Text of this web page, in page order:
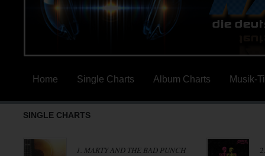
Home Single Charts Album Charts Musik-
SINGLE CHARTS
1. MARTY AND THE BAD PUNCH